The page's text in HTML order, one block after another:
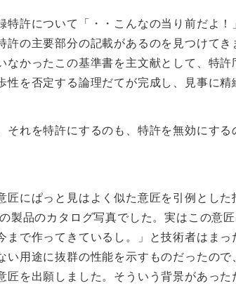
許について「・・こんなの当り前だよ
許の主要部分の記載があるのを見つけて
なかったこの基準書を主文献として、特
を否定する論理だてが完成し、見事に精
れを特許にするのも、特許を無効にする
にぱっと見はよく似た意匠を引例とし
製品のカタログ写真でした。実はこの意
まで作ってきているし。」と技術者はまっ
い用途に抜群の性能を示すものだったの
匠を出願しました。そういう背景があっ